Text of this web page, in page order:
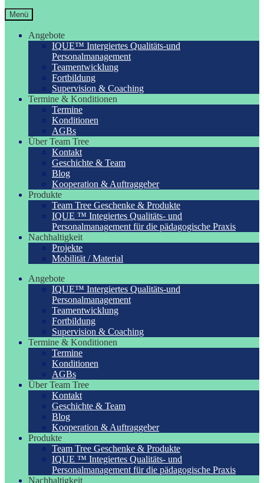
Menü
Angebote
IQUE™ Intergiertes Qualitäts-und
Personalmanagement
Teamentwicklung
Fortbildung
Supervision & Coaching
Termine & Konditionen
Termine
Konditionen
AGBs
Über Team Tree
Kontakt
Geschichte & Team
Blog
Kooperation & Auftraggeber
Produkte
Team Tree Geschenke & Produkte
IQUE ™ Integiertes Qualitäts- und
Personalmanagement für die pädagogische Praxis
Nachhaltigkeit
Projekte
Mobilität / Material
Angebote
IQUE™ Intergiertes Qualitäts-und
Personalmanagement
Teamentwicklung
Fortbildung
Supervision & Coaching
Termine & Konditionen
Termine
Konditionen
AGBs
Über Team Tree
Kontakt
Geschichte & Team
Blog
Kooperation & Auftraggeber
Produkte
Team Tree Geschenke & Produkte
IQUE ™ Integiertes Qualitäts- und
Personalmanagement für die pädagogische Praxis
Nachhaltigkeit